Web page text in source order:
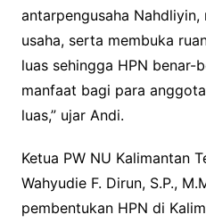
antarpengusaha
usaha, serta membuka
luas sehingga HPN benar-
manfaat bagi para
luas,” ujar Andi.
Ketua PW NU Kalimantan
Wahyudie F. Dirun, S.P.,
pembentukan HPN di